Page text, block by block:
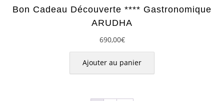
Bon Cadeau Découverte **** Gastronomique
ARUDHA
690,00€
Ajouter au panier